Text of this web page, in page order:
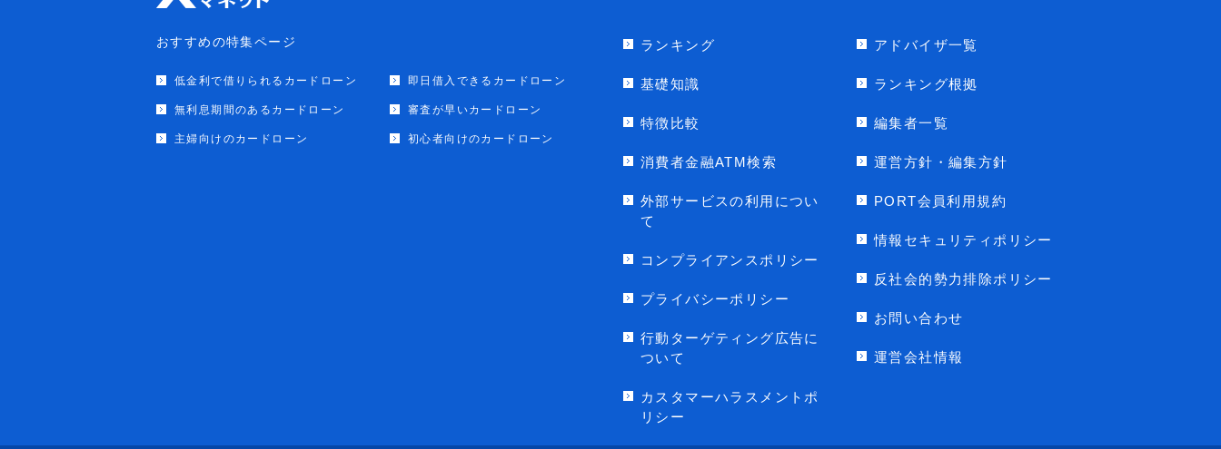
おすすめの特集ページ
低金利で借りられるカードローン 即日借入できるカードローン
無利息期間のあるカードローン 審査が早いカードローン
主婦向けのカードローン 初心者向けのカードローン
ランキング
基礎知識
特徴比較
消費者金融ATM検索
外部サービスの利用につい
て
コンプライアンスポリシー
プライバシーポリシー
行動ターゲティング広告に
ついて
カスタマーハラスメントポ
リシー
アドバイザ一覧
ランキング根拠
編集者一覧
運営方針・編集方針
PORT会員利用規約
情報セキュリティポリシー
反社会的勢力排除ポリシー
お問い合わせ
運営会社情報